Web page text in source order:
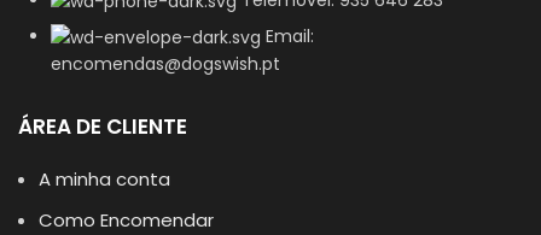
Email:
encomendas@dogswish.pt
ÁREA DE CLIENTE
A minha conta
Como Encomendar